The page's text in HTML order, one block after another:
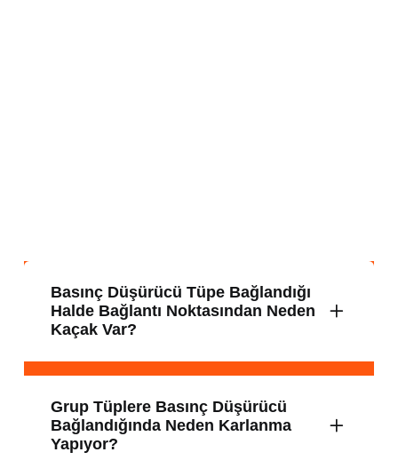
Basınç Düşürücü Tüpe Bağlandığı
Halde Bağlantı Noktasından Neden
Kaçak Var?
Grup Tüplere Basınç Düşürücü
Bağlandığında Neden Karlanma
Yapıyor?